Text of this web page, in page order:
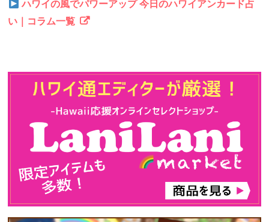
ハワイの風でパワーアップ 今日のハワイアンカード占
い｜コラム一覧